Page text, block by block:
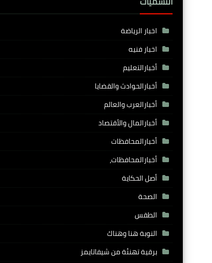
اخبار الرياضة
اخبار فنيه
أخبارالتعليم
أخبارالحوادث والقضايا
أخبارالعرب والعالم
أخبارالمال والأقتصاد
أخبارالمحافظات
أخبارالمحافظات،
أصل الحكاية
الصحة
الطقس
النوبة هنا وهناك
برقية تهنئة من شيفاتايمز